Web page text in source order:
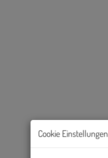
Cookie Einstellungen